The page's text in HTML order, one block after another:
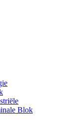
Blok